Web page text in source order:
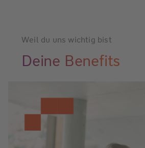
Weil du uns wichtig bist
Deine Benefits